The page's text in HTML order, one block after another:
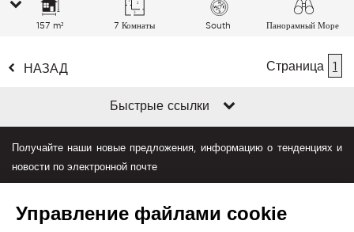
157 m² 7 Комнаты South Панорамный Море
НАЗАД Страница 1
Быстрые ссылки
Получайте наши новые предложения, информацию о тенденциях и
новости по электронной почте
Управление файлами cookie